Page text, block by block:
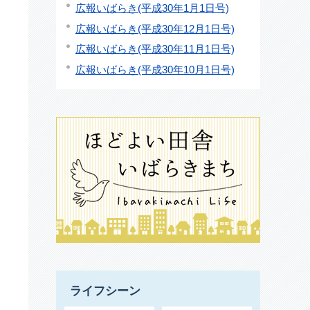
広報いばらき(平成30年1月1日号)
広報いばらき(平成30年12月1日号)
広報いばらき(平成30年11月1日号)
広報いばらき(平成30年10月1日号)
ライフシーン